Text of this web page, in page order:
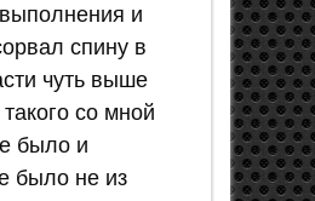
и
спину в
чуть выше
со мной
было и
было не из